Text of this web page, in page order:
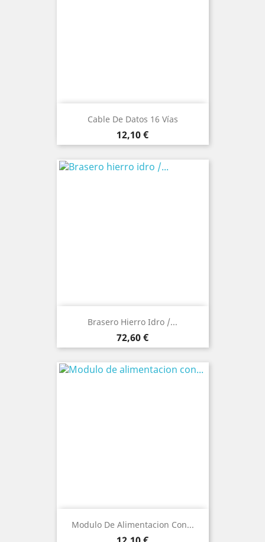
Cable De Datos 16 Vías
Precio
12,10 €
Brasero Hierro Idro /...
Precio
72,60 €
Modulo De Alimentacion Con...